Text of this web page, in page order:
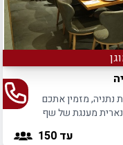
נתניה, מזמין אתכם
מענגת של שף
עד 150